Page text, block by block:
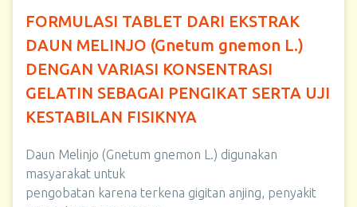
FORMULASI TABLET DARI EKSTRAK
DAUN MELINJO (Gnetum gnemon L.)
DENGAN VARIASI KONSENTRASI
GELATIN SEBAGAI PENGIKAT SERTA UJI
KESTABILAN FISIKNYA
Daun Melinjo (Gnetum gnemon L.) digunakan
masyarakat untuk
pengobatan karena terkena gigitan anjing, penyakit